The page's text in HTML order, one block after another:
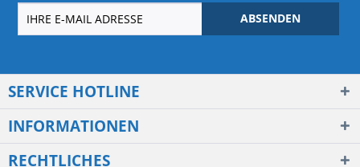
ABSENDEN
SERVICE HOTLINE
INFORMATIONEN
RECHTLICHES